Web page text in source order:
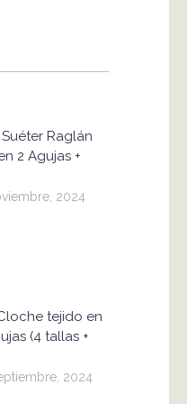
Raglán
2 Agujas +
2024
tejido en
(4 tallas +
2024